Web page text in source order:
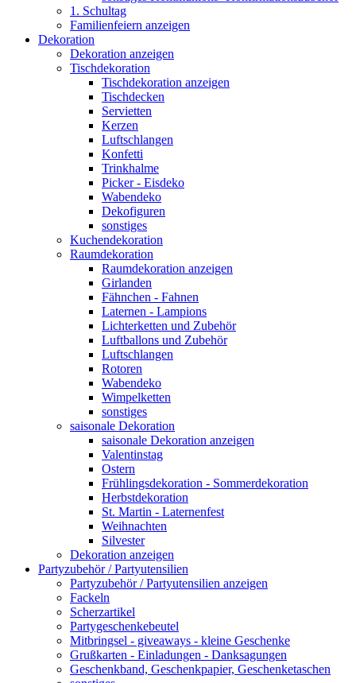
1. Schultag
Familienfeiern anzeigen
Dekoration
Dekoration anzeigen
Tischdekoration
Tischdekoration anzeigen
Tischdecken
Servietten
Kerzen
Luftschlangen
Konfetti
Trinkhalme
Picker - Eisdeko
Wabendeko
Dekofiguren
sonstiges
Kuchendekoration
Raumdekoration
Raumdekoration anzeigen
Girlanden
Fähnchen - Fahnen
Laternen - Lampions
Lichterketten und Zubehör
Luftballons und Zubehör
Luftschlangen
Rotoren
Wabendeko
Wimpelketten
sonstiges
saisonale Dekoration
saisonale Dekoration anzeigen
Valentinstag
Ostern
Frühlingsdekoration - Sommerdekoration
Herbstdekoration
St. Martin - Laternenfest
Weihnachten
Silvester
Dekoration anzeigen
Partyzubehör / Partyutensilien
Partyzubehör / Partyutensilien anzeigen
Fackeln
Scherzartikel
Partygeschenkebeutel
Mitbringsel - giveaways - kleine Geschenke
Grußkarten - Einladungen - Danksagungen
Geschenkband, Geschenkpapier, Geschenketaschen